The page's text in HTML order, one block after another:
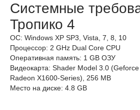
Системные
Тропико 4
ОС: Windows XP SP3, Vista, 7, 8, 10
Процессор: 2 GHz Dual Core CPU
Оперативная память: 1 GB ОЗУ
Видеокарта: Shader Model 3.0
Radeon X1600-Series), 256 MB
Место на диске: 4.8 GB